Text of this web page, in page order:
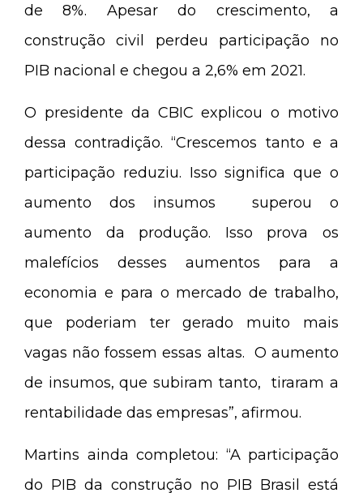
de 8%. Apesar do crescimento, a
construção civil perdeu participação no
PIB nacional e chegou a 2,6% em 2021.
O presidente da CBIC explicou o motivo
dessa contradição. “Crescemos tanto e a
participação reduziu. Isso significa que o
aumento dos insumos superou o
aumento da produção. Isso prova os
malefícios desses aumentos para a
economia e para o mercado de trabalho,
que poderiam ter gerado muito mais
vagas não fossem essas altas. O aumento
de insumos, que subiram tanto, tiraram a
rentabilidade das empresas”, afirmou.
Martins ainda completou: “A participação
do PIB da construção no PIB Brasil está